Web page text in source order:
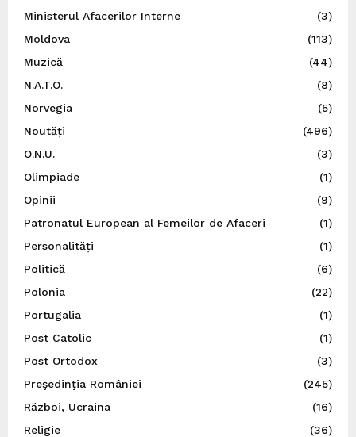
Ministerul Afacerilor Interne
(3)
Moldova
(113)
Muzică
(44)
N.A.T.O.
(8)
Norvegia
(5)
Noutăți
(496)
O.N.U.
(3)
Olimpiade
(1)
Opinii
(9)
Patronatul European al Femeilor de Afaceri
(1)
Personalități
(1)
Politică
(6)
Polonia
(22)
Portugalia
(1)
Post Catolic
(1)
Post Ortodox
(3)
Preşedinţia României
(245)
Război, Ucraina
(16)
Religie
(36)